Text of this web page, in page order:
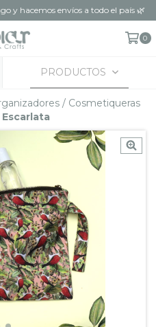
y hacemos envíos a todo el país 🌿
0
PRODUCTOS
/ Cosmetiqueras